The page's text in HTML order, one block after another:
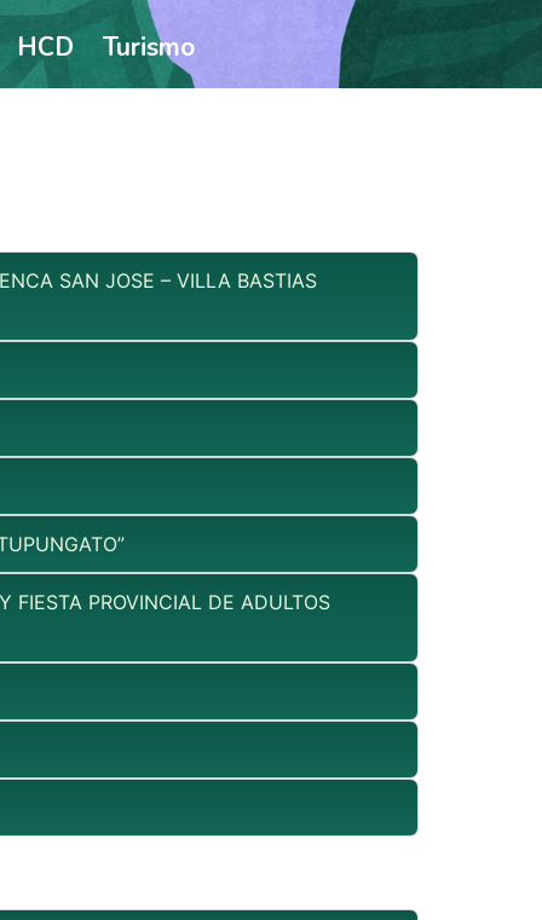
HCD Turismo
SAN JOSE – VILLA BASTIAS
FIESTA PROVINCIAL DE ADULTOS